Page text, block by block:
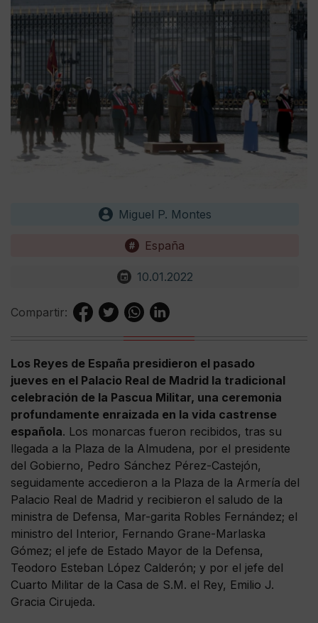
Miguel P. Montes
España
10.01.2022
Compartir:
Los Reyes de España presidieron el pasado
jueves en el Palacio Real de Madrid la tradicional
celebración de la Pascua Militar, una ceremonia
profundamente enraizada en la vida castrense
española. Los monarcas fueron recibidos, tras su
llegada a la Plaza de la Almudena, por el presidente
del Gobierno, Pedro Sánchez Pérez-Castejón,
seguidamente accedieron a la Plaza de la Armería del
Palacio Real de Madrid y recibieron el saludo de la
ministra de Defensa, Mar-garita Robles Fernández; el
ministro del Interior, Fernando Grane-Marlaska
Gómez; el jefe de Estado Mayor de la Defensa,
Teodoro Esteban López Calderón; y por el jefe del
Cuarto Militar de la Casa de S.M. el Rey, Emilio J.
Gracia Cirujeda.